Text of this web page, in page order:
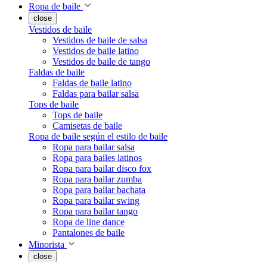
Ropa de baile
close
Vestidos de baile
Vestidos de baile de salsa
Vestidos de baile latino
Vestidos de baile de tango
Faldas de baile
Faldas de baile latino
Faldas para bailar salsa
Tops de baile
Tops de baile
Camisetas de baile
Ropa de baile según el estilo de baile
Ropa para bailar salsa
Ropa para bailes latinos
Ropa para bailar disco fox
Ropa para bailar zumba
Ropa para bailar bachata
Ropa para bailar swing
Ropa para bailar tango
Ropa de line dance
Pantalones de baile
Minorista
close